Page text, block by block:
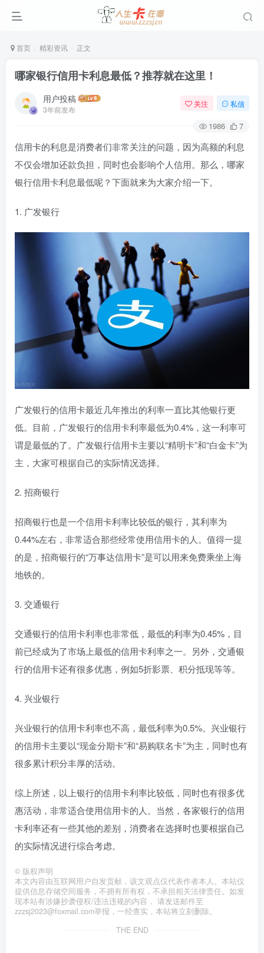
首页 精彩资讯 正文
哪家银行信用卡利息最低？推荐就在这里！
用户投稿
3年前发布
关注 私信
1986 7
信用卡的利息是消费者们非常关注的问题，因为高额的利息
不仅会增加还款负担，同时也会影响个人信用。那么，哪家
银行信用卡利息最低呢？下面就来为大家介绍一下。
1. 广发银行
广发银行的信用卡最近几年推出的利率一直比其他银行更
低。目前，广发银行的信用卡利率最低为0.4%，这一利率可
谓是最低的了。广发银行信用卡主要以“精明卡”和“白金卡”为
主，大家可根据自己的实际情况选择。
2. 招商银行
招商银行也是一个信用卡利率比较低的银行，其利率为
0.44%左右，非常适合那些经常使用信用卡的人。值得一提
的是，招商银行的“万事达信用卡”是可以用来免费乘坐上海
地铁的。
3. 交通银行
交通银行的信用卡利率也非常低，最低的利率为0.45%，目
前已经成为了市场上最低的信用卡利率之一。另外，交通银
行的信用卡还有很多优惠，例如5折影票、积分抵现等等。
4. 兴业银行
兴业银行的信用卡利率也不高，最低利率为0.5%。兴业银行
的信用卡主要以“现金分期卡”和“易购联名卡”为主，同时也有
很多累计积分丰厚的活动。
综上所述，以上银行的信用卡利率比较低，同时也有很多优
惠活动，非常适合使用信用卡的人。当然，各家银行的信用
卡利率还有一些其他的差别，消费者在选择时也要根据自己
的实际情况进行综合考虑。
© 版权声明
本文内容由互联网用户自发贡献，该文观点仅代表作者本人。本站仅
提供信息存储空间服务，不拥有所有权，不承担相关法律责任。如发
现本站有涉嫌抄袭侵权/违法违规的内容， 请发送邮件至
zzzsj2023@foxmail.com举报，一经查实，本站将立刻删除。
THE END